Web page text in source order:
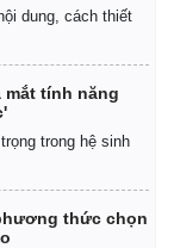
dung, cách thiết
mắt tính năng
trong hệ sinh
thức chọn